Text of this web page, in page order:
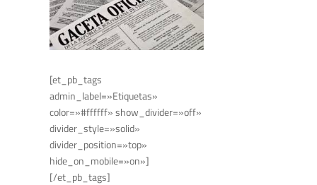
[et_pb_tags
admin_label=»Etiquetas»
color=»#ffffff» show_divider=»off»
divider_style=»solid»
divider_position=»top»
hide_on_mobile=»on»]
[/et_pb_tags]